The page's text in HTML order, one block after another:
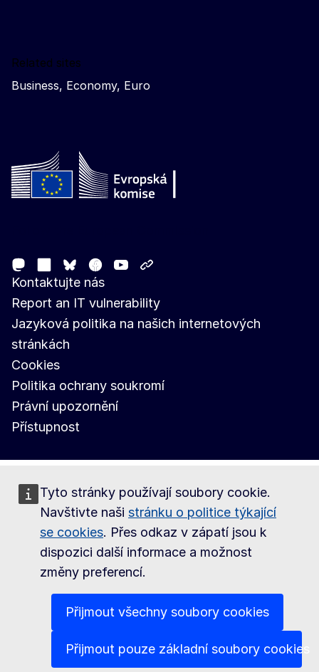
Tyto stránky používají soubory cookie.
Navštivte naši stránku o politice týkající
se cookies. Přes odkaz v zápatí jsou k
dispozici další informace a možnost
změny preferencí.
Přijmout všechny soubory cookies
Přijmout pouze základní soubory cookies
Related sites
Business, Economy, Euro
MastodonLinkedIn
Bluesky
Facebook
Youtube
Kontaktujte nás
Report an IT vulnerability
Jazyková politika na našich internetových
stránkách
Cookies
Politika ochrany soukromí
Právní upozornění
Přístupnost